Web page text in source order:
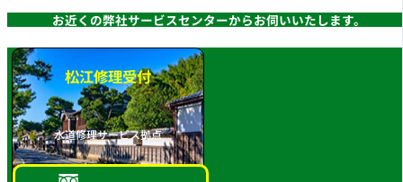
お近くの弊社サービスセンターからお伺いいたします。
松江修理受付
水道修理サービス拠点